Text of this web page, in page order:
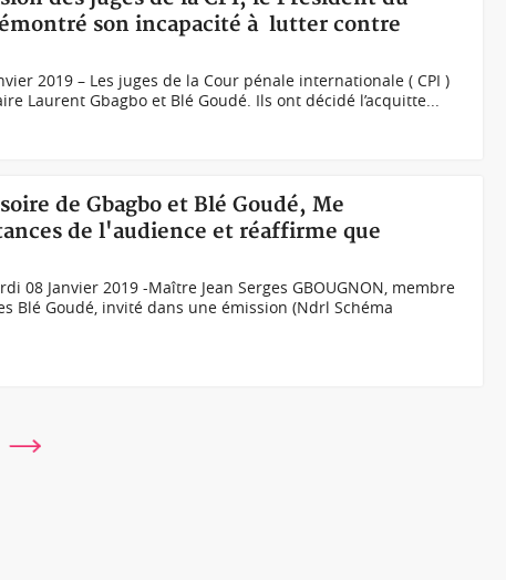
son incapacité à lutter contre
2019 – Les juges de la Cour pénale internationale ( CPI )
Laurent Gbagbo et Blé Goudé. Ils ont décidé l’acquitte...
de Gbagbo et Blé Goudé, Me
de l'audience et réaffirme que
08 Janvier 2019 -Maître Jean Serges GBOUGNON, membre
Blé Goudé, invité dans une émission (Ndrl Schéma